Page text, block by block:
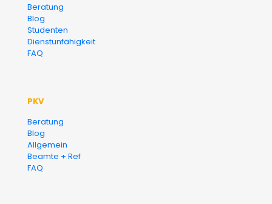
Beratung
Blog
Studenten
Dienstunfähigkeit
FAQ
PKV
Beratung
Blog
Allgemein
Beamte + Ref
FAQ